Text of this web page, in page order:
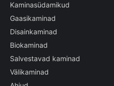
Kaminasüdamikud
Gaasikaminad
Disainkaminad
Biokaminad
Salvestavad kaminad
Välikaminad